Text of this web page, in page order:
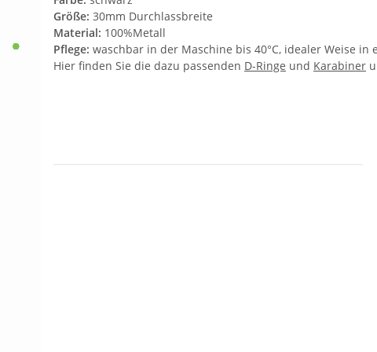
Größe: 30mm Durchlassbreite
Material: 100%Metall
Pflege: waschbar in der Maschine bis 40°C, idealer Weise
Hier finden Sie die dazu passenden D-Ringe und Karabiner